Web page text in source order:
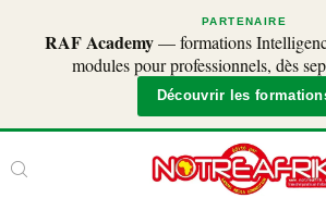
PARTENAIRE
RAF Academy— formations
modules pour professionnels, dès
Découvrir les